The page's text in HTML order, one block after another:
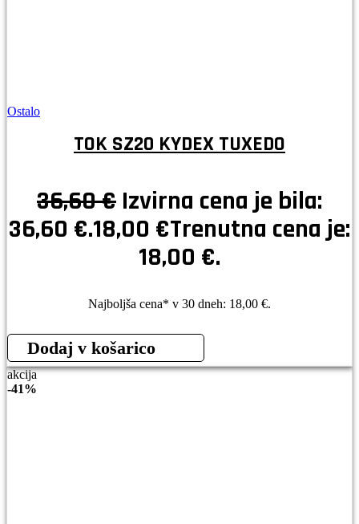
Ostalo
TOK SZ20 KYDEX TUXEDO
36,60€ Izvirna cena je bila:
36,60 €.18,00 €Trenutna cena je:
18,00 €.
Najboljša cena* v 30 dneh: 18,00 €.
Dodaj v košarico
akcija
-41%